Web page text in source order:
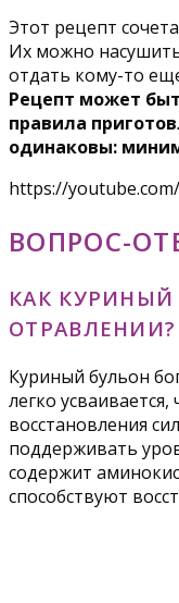
Этот рецепт
Их можно
отдать кому-то
Рецепт может
правила
одинаковы:
https://youtube.com/
ВОПРОС-
КАК
ОТРАВЛЕНИИ?
Куриный бульон
легко
восстановления
поддерживать
содержит
способствуют